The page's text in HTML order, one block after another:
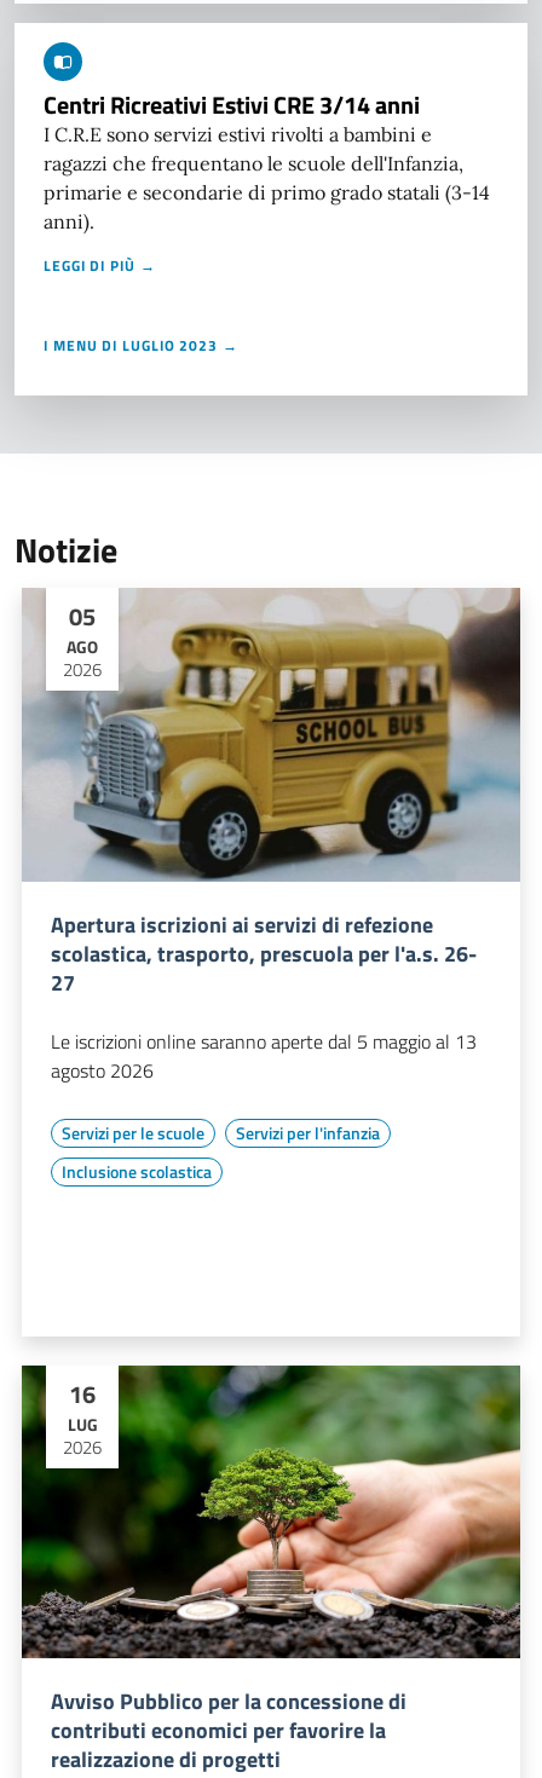
Centri Ricreativi Estivi CRE 3/14 anni
I C.R.E sono servizi estivi rivolti a bambini e
ragazzi che frequentano le scuole dell'Infanzia,
primarie e secondarie di primo grado statali (3-14
anni).
LEGGI DI PIÙ →
I MENU DI LUGLIO 2023 →
Notizie
05
AGO
2026
Apertura iscrizioni ai servizi di refezione
scolastica, trasporto, prescuola per l'a.s. 26-
27
Le iscrizioni online saranno aperte dal 5 maggio al 13
agosto 2026
Servizi per le scuole
Servizi per l'infanzia
Inclusione scolastica
16
LUG
2026
Avviso Pubblico per la concessione di
contributi economici per favorire la
realizzazione di progetti